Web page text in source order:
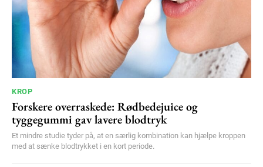
Donec quis est ac felis
Orci varius natoque dolor
YEARLY PRICING MONTHLY PRICING
KROP
Forskere overraskede: Rødbedejuice og
tyggegummi gav lavere blodtryk
Et mindre studie tyder på, at en særlig kombination kan hjælpe kroppen
med at sænke blodtrykket i en kort periode.